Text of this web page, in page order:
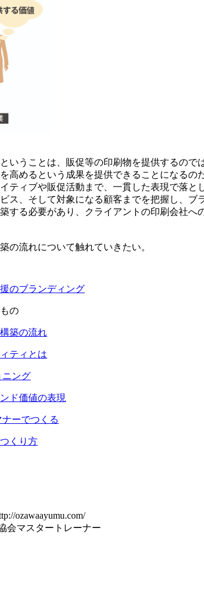
いうことは、販促等の印刷物を提供するので
高めるという成果を提供できることになるの
ティブや販促活動まで、一貫した表現で落と
ス、そして対象になる顧客までを把握し、ブ
する必要があり、クライアントの印刷会社へ
の流れについて触れていきたい。
のブランディング
の
築の流れ
ティとは
ニング
ド価値の表現
ーでつくる
くり方
ozawaayumu.com/
会マスタートレーナー